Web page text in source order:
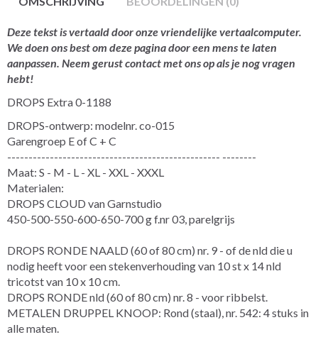
Deze tekst is vertaald door onze vriendelijke vertaalcomputer.
We doen ons best om deze pagina door een mens te laten
aanpassen. Neem gerust contact met ons op als je nog vragen
hebt!
DROPS Extra 0-1188
DROPS-ontwerp: modelnr. co-015
Garengroep E of C + C
-------------------------------------------------- --------
Maat: S - M - L - XL - XXL - XXXL
Materialen:
DROPS CLOUD van Garnstudio
450-500-550-600-650-700 g f.nr 03, parelgrijs
DROPS RONDE NAALD (60 of 80 cm) nr. 9 - of de nld die u
nodig heeft voor een stekenverhouding van 10 st x 14 nld
tricotst van 10 x 10 cm.
DROPS RONDE nld (60 of 80 cm) nr. 8 - voor ribbelst.
METALEN DRUPPEL KNOOP: Rond (staal), nr. 542: 4 stuks in
alle maten.